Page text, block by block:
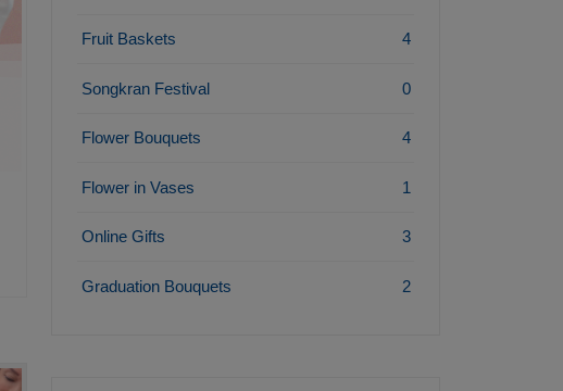
Fruit Baskets 4
Songkran Festival 0
Flower Bouquets 4
Flower in Vases 1
Online Gifts 3
Graduation Bouquets 2